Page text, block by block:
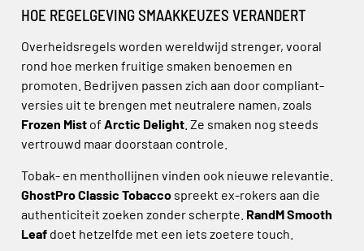
HOE REGELGEVING SMAAKKEUZES VERANDERT
Overheidsregels worden wereldwijd strenger, vooral
rond hoe merken fruitige smaken benoemen en
promoten. Bedrijven passen zich aan door compliant-
versies uit te brengen met neutralere namen, zoals
Frozen Mist of Arctic Delight . Ze smaken nog steeds
vertrouwd maar doorstaan controle.
Tobak- en menthollijnen vinden ook nieuwe relevantie.
GhostPro Classic Tobacco spreekt ex-rokers aan die
authenticiteit zoeken zonder scherpte. RandM Smooth
Leaf doet hetzelfde met een iets zoetere touch.